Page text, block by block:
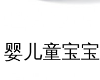
婴儿童宝